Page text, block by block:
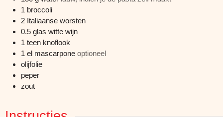
1 broccoli
2 Italiaanse worsten
0.5 glas witte wijn
1 teen knoflook
1 el mascarpone optioneel
olijfolie
peper
zout